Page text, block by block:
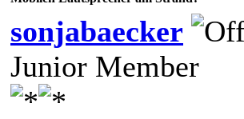
sonjabaecker
Junior Member